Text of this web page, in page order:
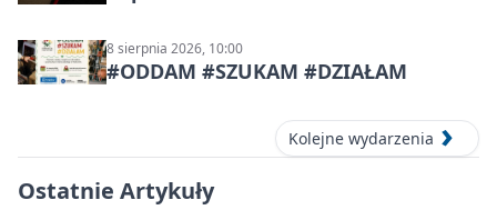
8 sierpnia 2026, 10:00
#ODDAM #SZUKAM #DZIAŁAM
Kolejne wydarzenia
Ostatnie Artykuły